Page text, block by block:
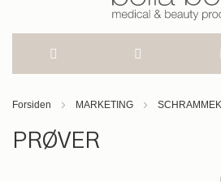
Forsiden MARKETING SCHRAMMEK
PRØVER